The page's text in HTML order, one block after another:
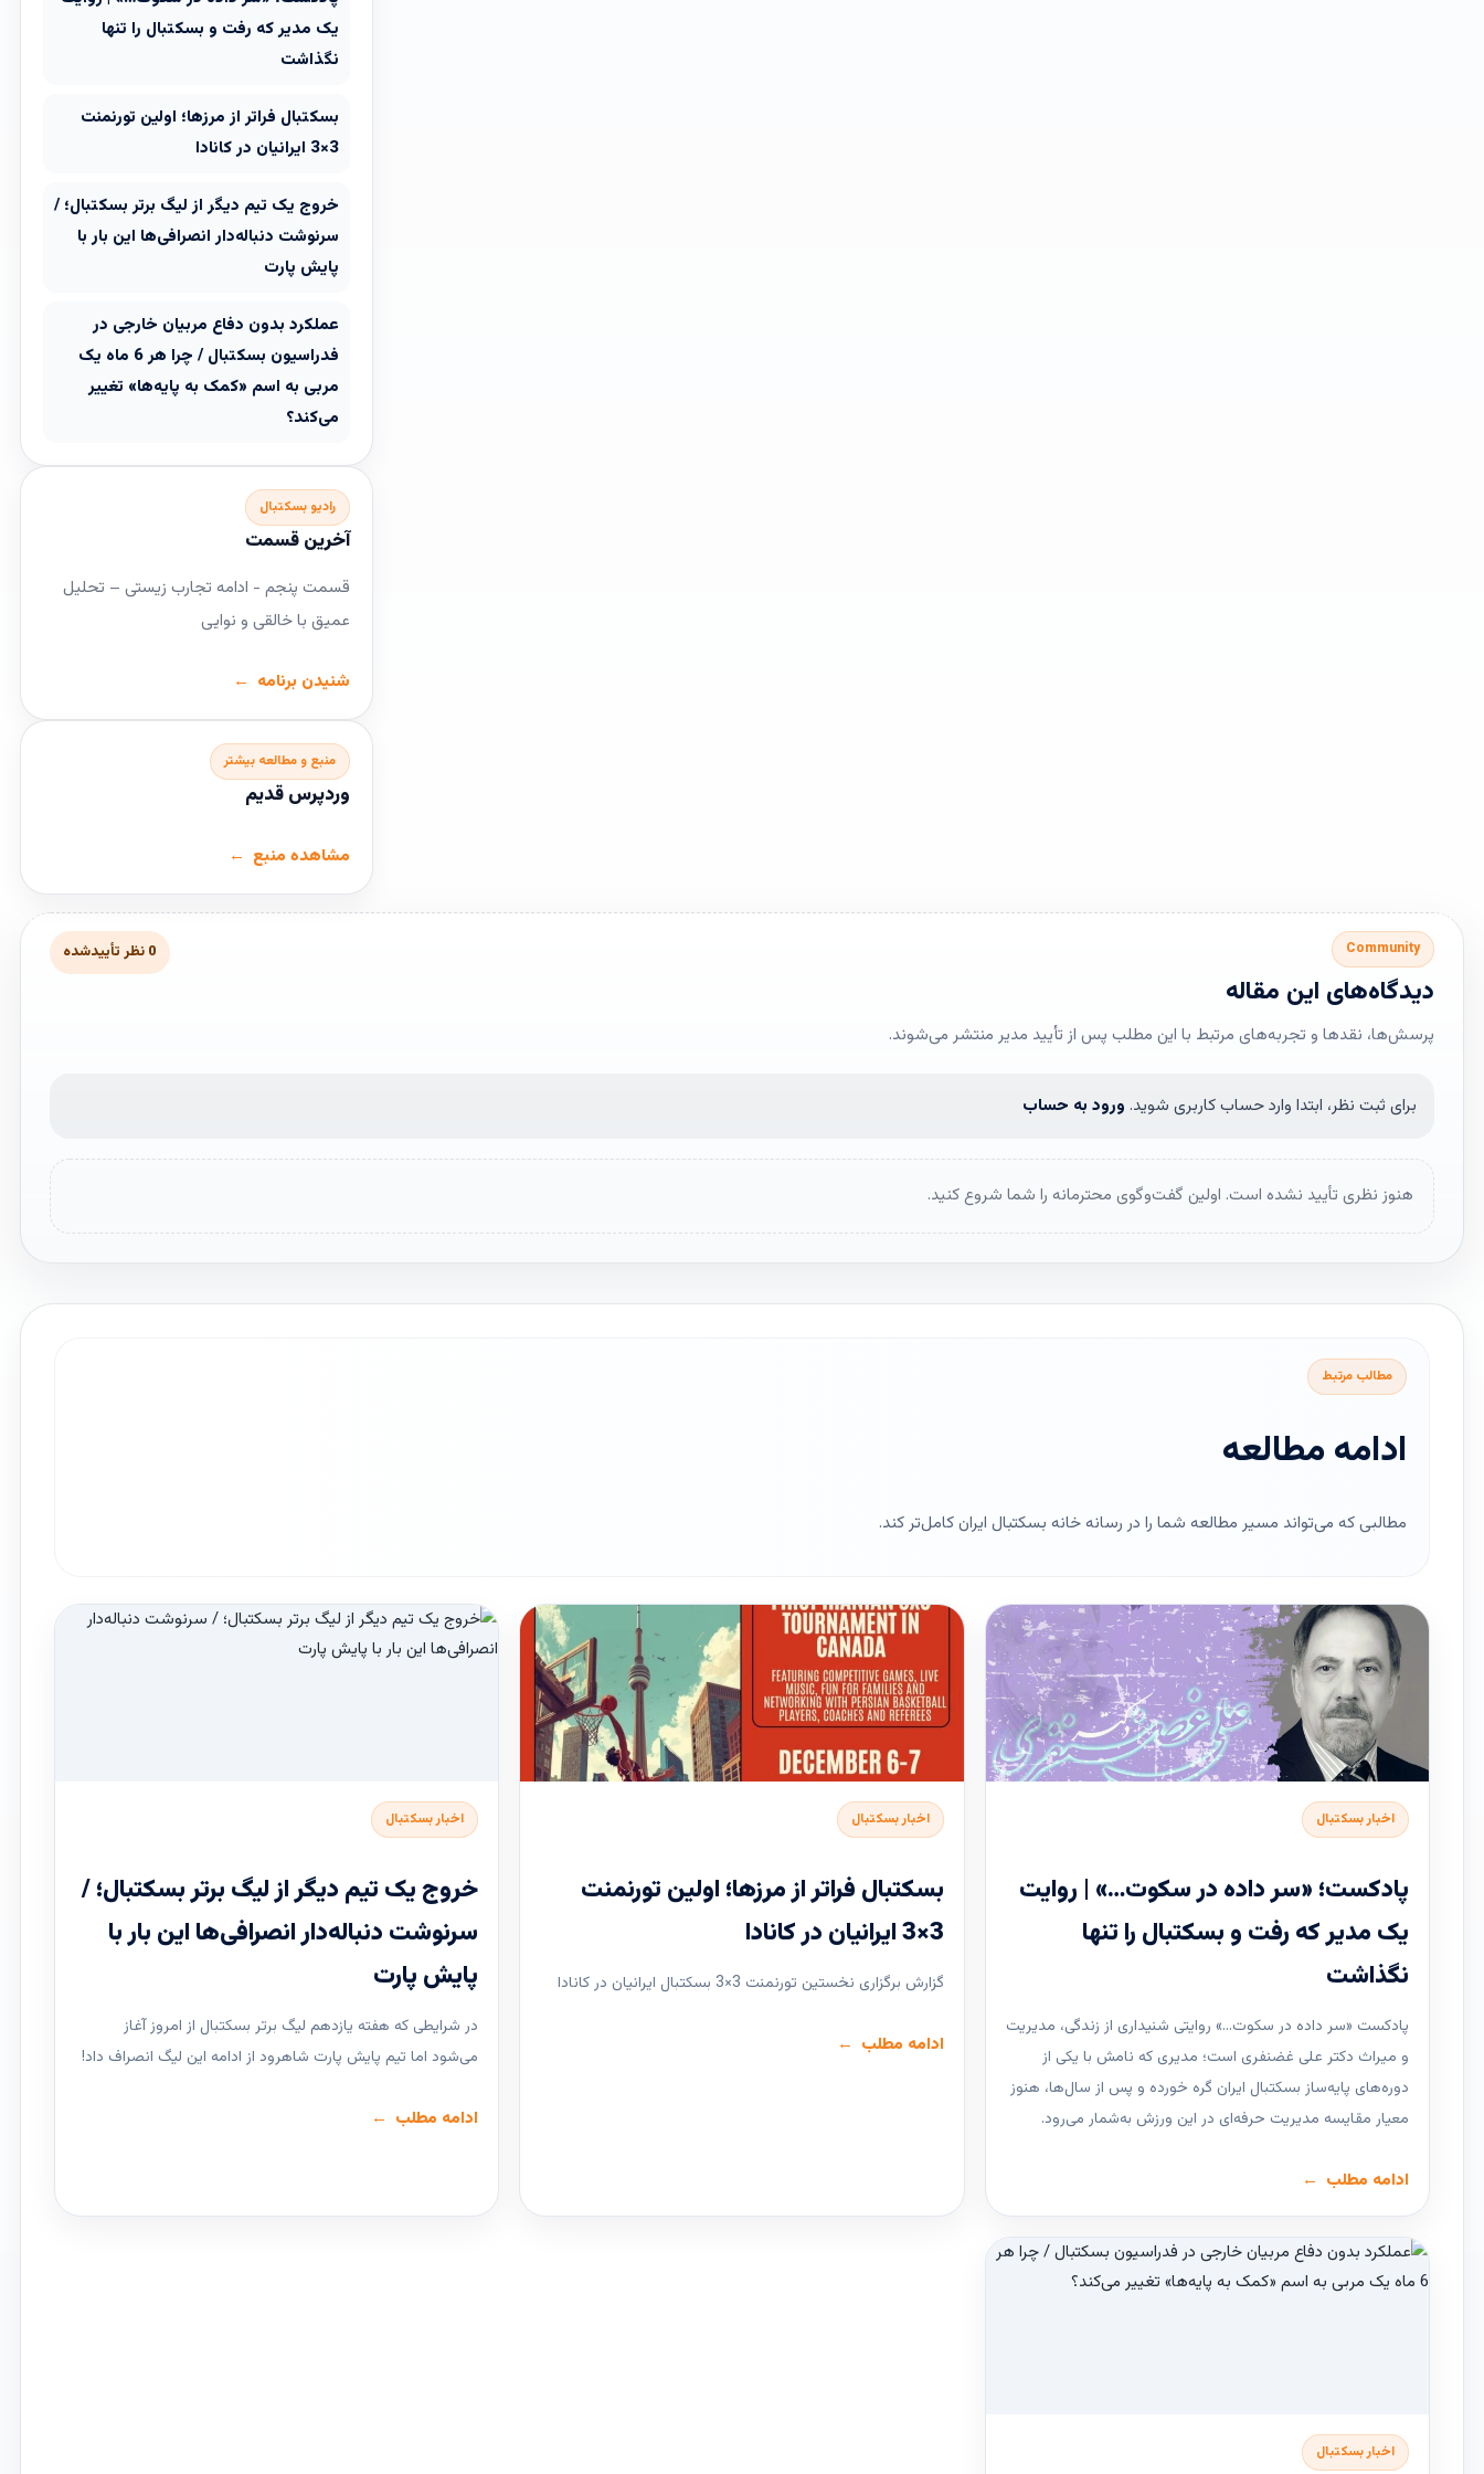
یک مدیر که رفت و بسکتبال را تنها
نگذاشت
بسکتبال فراتر از مرزها؛ اولین تورنمنت
3×3 ایرانیان در کانادا
خروج یک تیم دیگر از لیگ برتر بسکتبال؛ /
سرنوشت دنباله‌دار انصرافی‌ها این بار با
پایش پارت
عملکرد بدون دفاع مربیان خارجی در
فدراسیون بسکتبال / چرا هر 6 ماه یک
مربی به اسم «کمک به پایه‌ها» تغییر
می‌کند؟
رادیو بسکتبال
آخرین قسمت
قسمت پنجم - ادامه تجارب زیستی – تحلیل
عمیق با خالقی و نوایی
شنیدن برنامه
منبع و مطالعه بیشتر
وردپرس قدیم
مشاهده منبع
Community
دیدگاه‌های این مقاله
پرسش‌ها، نقدها و تجربه‌های مرتبط با این مطلب پس از تأیید مدیر منتشر می‌شوند.
0 نظر تأییدشده
برای ثبت نظر، ابتدا وارد حساب کاربری شوید. ورود به حساب
هنوز نظری تأیید نشده است. اولین گفت‌وگوی محترمانه را شما شروع کنید.
مطالب مرتبط
ادامه مطالعه
مطالبی که می‌تواند مسیر مطالعه شما را در رسانه خانه بسکتبال ایران کامل‌تر کند.
اخبار بسکتبال
پادکست؛ «سر داده در سکوت…» | روایت
یک مدیر که رفت و بسکتبال را تنها
نگذاشت
پادکست «سر داده در سکوت…» روایتی شنیداری از زندگی، مدیریت
و میراث دکتر علی غضنفری است؛ مدیری که نامش با یکی از
دوره‌های پایه‌ساز بسکتبال ایران گره خورده و پس از سال‌ها، هنوز
معیار مقایسه مدیریت حرفه‌ای در این ورزش به‌شمار می‌رود.
ادامه مطلب
اخبار بسکتبال
بسکتبال فراتر از مرزها؛ اولین تورنمنت
3×3 ایرانیان در کانادا
گزارش برگزاری نخستین تورنمنت 3×3 بسکتبال ایرانیان در کانادا
ادامه مطلب
اخبار بسکتبال
خروج یک تیم دیگر از لیگ برتر بسکتبال؛ /
سرنوشت دنباله‌دار انصرافی‌ها این بار با
پایش پارت
در شرایطی که هفته یازدهم لیگ ‌برتر بسکتبال از امروز آغاز
می‌شود اما تیم پایش پارت شاهرود از ادامه این لیگ انصراف داد!
ادامه مطلب
اخبار بسکتبال